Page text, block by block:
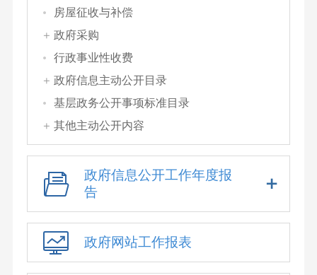
房屋征收与补偿
政府采购
行政事业性收费
政府信息主动公开目录
基层政务公开事项标准目录
其他主动公开内容
政府信息公开工作年度报
告
政府网站工作报表